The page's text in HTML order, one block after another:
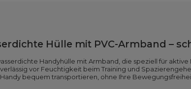
Hülle mit PVC-Armband –
Handyhülle mit Armband, die speziell für
vor Feuchtigkeit beim Training und
bequem transportieren, ohne Ihre